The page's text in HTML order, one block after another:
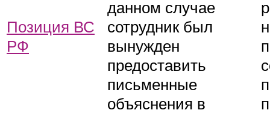
Позиция ВС
РФ
данном случае
сотрудник был
вынужден
предоставить
письменные
объяснения в